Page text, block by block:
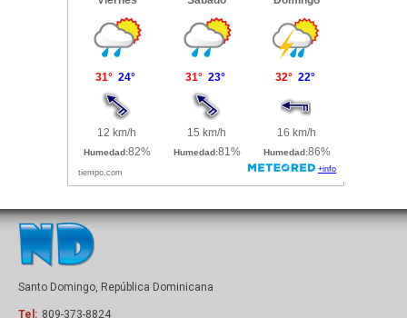
Santo Domingo, República Dominicana
Tel: 809-373-8824